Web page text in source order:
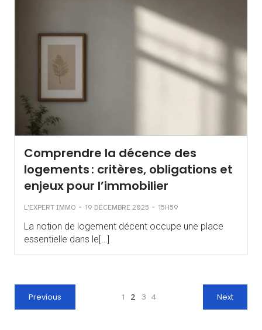
Comprendre la décence des
logements : critères, obligations et
enjeux pour l’immobilier
L'EXPERT IMMO - 19 DÉCEMBRE 2025 - 15H59
La notion de logement décent occupe une place
essentielle dans le[…]
Previous 1 2 3 4 Next